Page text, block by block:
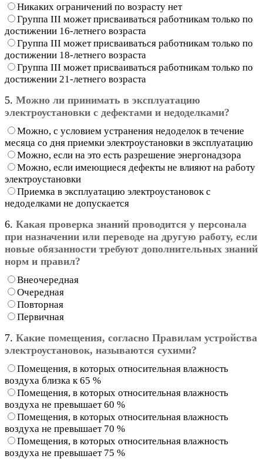
Никаких ограничений по возрасту нет
Группа III может присваиваться работникам только по
достижении 16-летнего возраста
Группа III может присваиваться работникам только по
достижении 18-летнего возраста
Группа III может присваиваться работникам только по
достижении 21-летнего возраста
5. Можно ли принимать в эксплуатацию
электроустановки с дефектами и недоделками?
Можно, с условием устранения недоделок в течение
месяца со дня приемки электроустановки в эксплуатацию
Можно, если на это есть разрешение энергонадзора
Можно, если имеющиеся дефекты не влияют на работу
электроустановки
Приемка в эксплуатацию электроустановок с
недоделками не допускается
6. Какая проверка знаний проводится у персонала
при назначении или переводе на другую работу, если
новые обязанности требуют дополнительных знаний
норм и правил?
Внеочередная
Очередная
Повторная
Первичная
7. Какие помещения, согласно Правилам устройства
электроустановок, называются сухими?
Помещения, в которых относительная влажность
воздуха близка к 65 %
Помещения, в которых относительная влажность
воздуха не превышает 60 %
Помещения, в которых относительная влажность
воздуха не превышает 70 %
Помещения, в которых относительная влажность
воздуха не превышает 75 %